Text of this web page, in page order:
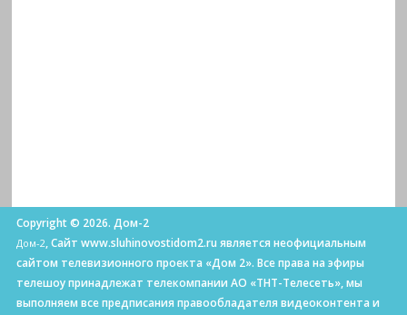
Copyright © 2026. Дом-2
Дом-2, Сайт www.sluhinovostidom2.ru является неофициальным
сайтом телевизионного проекта «Дом 2». Все права на эфиры
телешоу принадлежат телекомпании АО «ТНТ-Телесеть», мы
выполняем все предписания правообладателя видеоконтента и